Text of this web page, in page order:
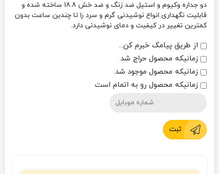
دو جداره وکیوم و استیل ضد زنگ و ضد خش 18.8 ساخته شده و
قابلیت نگهداری انواع نوشیدنی گرم و سرد را تا چندین ساعت بدون
کمترین تغییر در کیفیت و دمای نوشیدنی دارد.
از طریق پیامک خبرم کن...
زمانیکه محصول حراج شد
زمانیکه محصول موجود شد.
زمانیکه محصول رو به اتمام است
ثبت